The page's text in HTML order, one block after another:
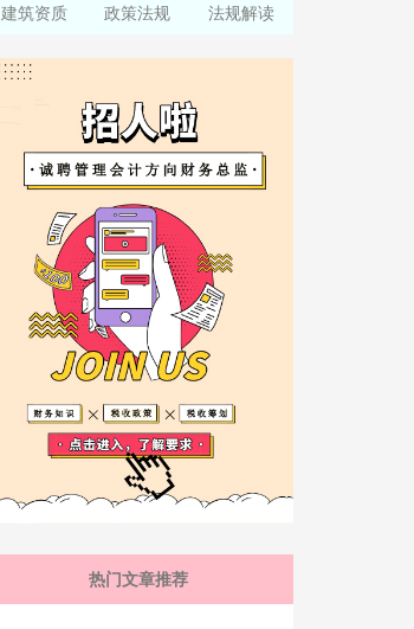
建筑资质
政策法规 法规解读
热门文章推荐